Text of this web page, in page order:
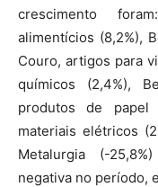
crescimento
alimentícios (8,2%),
Couro, artigos para
químicos (2,4%),
produtos de papel
materiais elétricos
Metalurgia (-
negativa no período,